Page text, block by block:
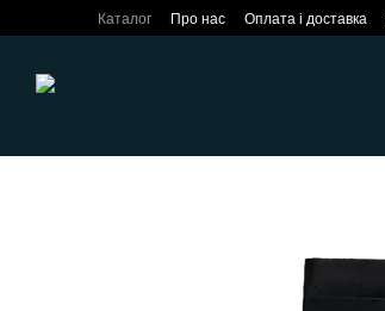
Перейти до основного контенту
Каталог Про нас Оплата і доставка